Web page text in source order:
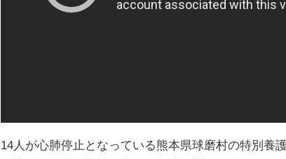
14人が心肺停止となっている熊本県球磨村の特別養